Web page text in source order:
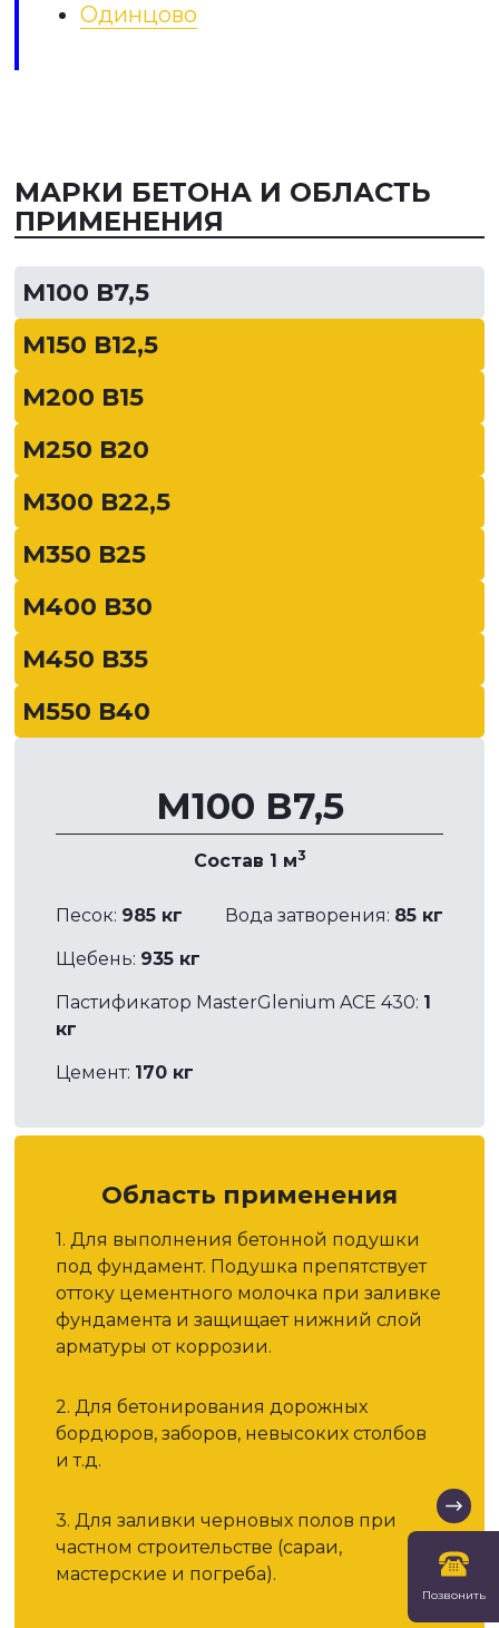
Одинцово
МАРКИ БЕТОНА И ОБЛАСТЬ
ПРИМЕНЕНИЯ
М100 В7,5
М150 В12,5
М200 В15
М250 В20
М300 В22,5
М350 В25
М400 В30
М450 В35
М550 В40
М100 В7,5
Состав 1 м3
Песок: 985 кг Вода затворения: 85 кг
Щебень: 935 кг
Пастификатор MasterGlenium ACE 430: 1
кг
Цемент: 170 кг
Область применения
1. Для выполнения бетонной подушки
под фундамент. Подушка препятствует
оттоку цементного молочка при заливке
фундамента и защищает нижний слой
арматуры от коррозии.
2. Для бетонирования дорожных
бордюров, заборов, невысоких столбов
и т.д.
3. Для заливки черновых полов при
частном строительстве (сараи,
мастерские и погреба).
Позвонить